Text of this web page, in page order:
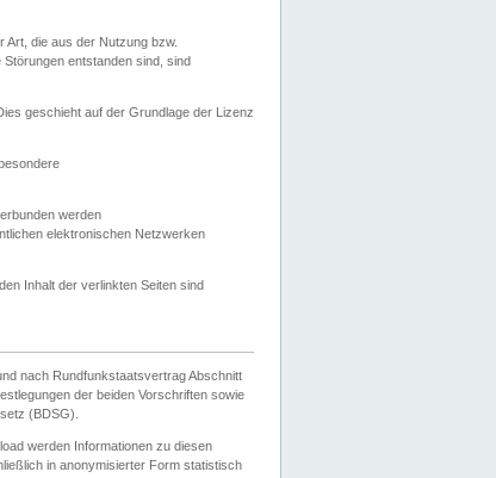
Art, die aus der Nutzung bzw.
entstanden sind, sind
geschieht auf der Grundlage der Lizenz
werden
elektronischen Netzwerken
Inhalt der verlinkten Seiten sind
nach Rundfunkstaatsvertrag Abschnitt
der beiden Vorschriften sowie
(BDSG).
werden Informationen zu diesen
in anonymisierter Form statistisch